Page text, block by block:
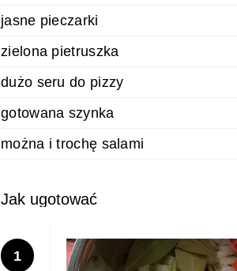
jasne pieczarki
zielona pietruszka
dużo seru do pizzy
gotowana szynka
można i trochę salami
Jak ugotować
1